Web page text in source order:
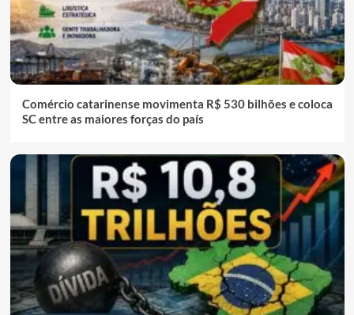
Comércio catarinense movimenta R$ 530 bilhões e coloca
SC entre as maiores forças do país